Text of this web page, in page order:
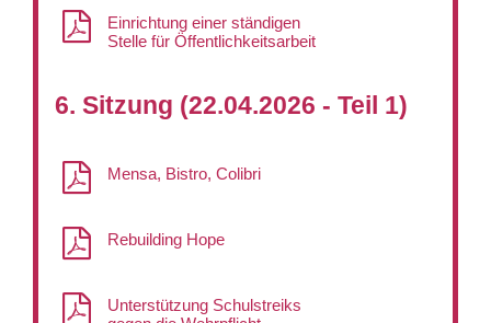
Einrichtung einer ständigen
Stelle für Öffentlichkeitsarbeit
6. Sitzung (22.04.2026 - Teil 1)
Mensa, Bistro, Colibri
Rebuilding Hope
Unterstützung Schulstreiks